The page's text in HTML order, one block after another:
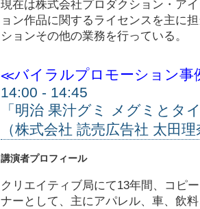
現在は株式会社プロダクション・ア
ョン作品に関するライセンスを主に
ションその他の業務を行っている。
≪バイラルプロモーション事
14:00 - 14:45
「明治 果汁グミ メグミとタ
（株式会社 読売広告社 太田
講演者プロフィール
クリエイティブ局にて13年間、コピ
ナーとして、主にアパレル、車、飲